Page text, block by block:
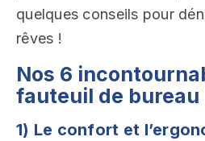
quelques conseils pour
rêves !
Nos 6
fauteuil de bureau
1) Le confort et